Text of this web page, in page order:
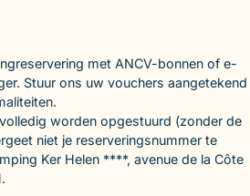
met ANCV-bonnen of e-
Stuur ons uw vouchers aangetekend
worden opgestuurd (zonder de
niet je reserveringsnummer te
Ker Helen ****, avenue de la Côte